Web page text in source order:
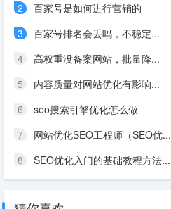
2
百家号是如何进行营销的
3
百家号排名会丢吗，不稳定...
4
高权重没备案网站，批量降...
5
内容质量对网站优化有影响...
6
seo搜索引擎优化怎么做
7
网站优化SEO工程师（SEO优...
8 SEO优化入门的基础教程方法...